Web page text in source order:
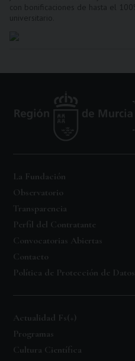
La Fundación
Observatorio
Transparencia
Perfil del Contratante
Convocatorias Abiertas
Contacto
Política de Protección de Datos
Actualidad Fs(+)
Programas
Cultura Científica